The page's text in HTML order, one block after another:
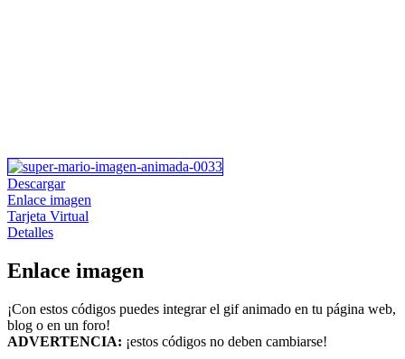
Descargar
Enlace imagen
Tarjeta Virtual
Detalles
Enlace imagen
¡Con estos códigos puedes integrar el gif animado en tu página web,
blog o en un foro!
ADVERTENCIA: ¡estos códigos no deben cambiarse!